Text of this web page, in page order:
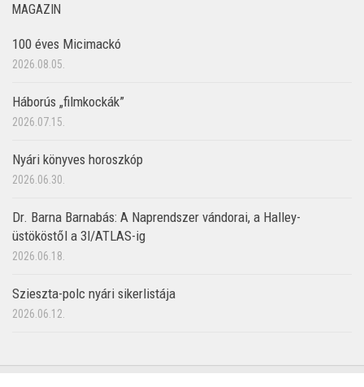
MAGAZIN
100 éves Micimackó
2026.08.05.
Háborús „filmkockák”
2026.07.15.
Nyári könyves horoszkóp
2026.06.30.
Dr. Barna Barnabás: A Naprendszer vándorai, a Halley-
üstököstől a 3I/ATLAS-ig
2026.06.18.
Szieszta-polc nyári sikerlistája
2026.06.12.